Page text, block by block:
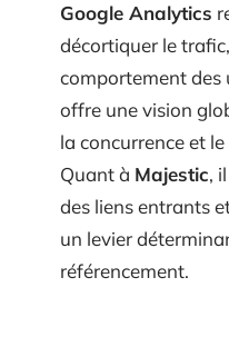
Google Analytics
décortiquer le
comportement des
offre une vision
la concurrence et
Quant à Majestic,
des liens entrants
un levier
référencement.